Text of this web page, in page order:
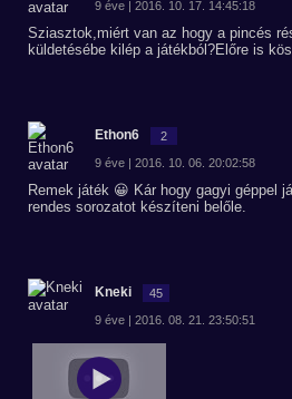
9 éve | 2016. 10. 17. 14:45:18
Sziasztok,miért van az hogy a pincés
küldetésébe kilép a játékból?Előre is
Ethon6 2
9 éve | 2016. 10. 06. 20:02:58
Remek játék 😀 Kár hogy gagyi géppel
rendes sorozatot készíteni belőle.
Kneki 45
9 éve | 2016. 08. 21. 23:50:51